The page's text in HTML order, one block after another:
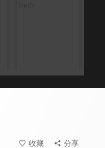
收藏 分享